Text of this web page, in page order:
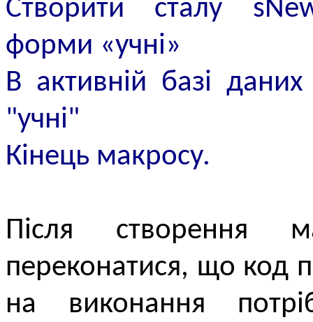
Cтворити сталу
форми «учні»
В активній базі
"учні"
Кінець макросу.
Після створення
переконатися, що код
на виконання